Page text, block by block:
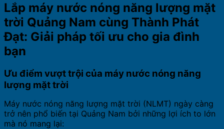
Lắp máy nước nóng năng lượng mặt
trời Quảng Nam cùng Thành Phát
Đạt: Giải pháp tối ưu cho gia đình
bạn
Ưu điểm vượt trội của máy nước nóng năng
lượng mặt trời
Máy nước nóng năng lượng mặt trời (NLMT) ngày càng
trở nên phổ biến tại Quảng Nam bởi những lợi ích to lớn
mà nó mang lại: